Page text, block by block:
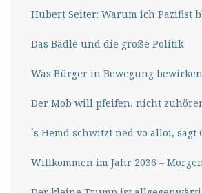
Hubert Seiter: Warum ich Pazifist
Das Bädle und die große Politik
Was Bürger in Bewegung
Der Mob will pfeifen, nicht
´s Hemd schwitzt ned vo alloi, sagt
Willkommen im Jahr 2036 –